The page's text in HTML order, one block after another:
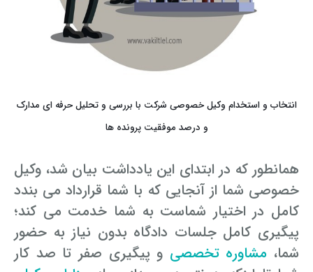
انتخاب و استخدام وکیل خصوصی شرکت با بررسی و تحلیل حرفه ای مدارک
و درصد موفقیت پرونده ها
همانطور که در ابتدای این یادداشت بیان شد، وکیل
خصوصی شما از آنجایی که با شما قرارداد می بندد
کامل در اختیار شماست به شما خدمت می کند؛
پیگیری کامل جلسات دادگاه بدون نیاز به حضور
شما، مشاوره تخصصی و پیگیری صفر تا صد کار